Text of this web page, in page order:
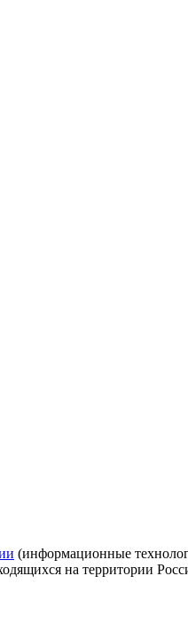
(информационные
на территории